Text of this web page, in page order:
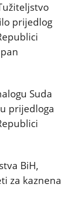
prijedlog
Suda
prijedloga
BiH,
za kaznena